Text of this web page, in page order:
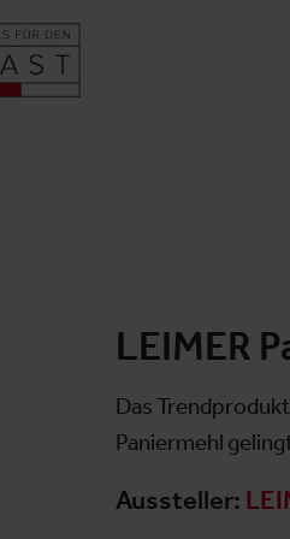
LEIMER
Das
Paniermehl
Aussteller: